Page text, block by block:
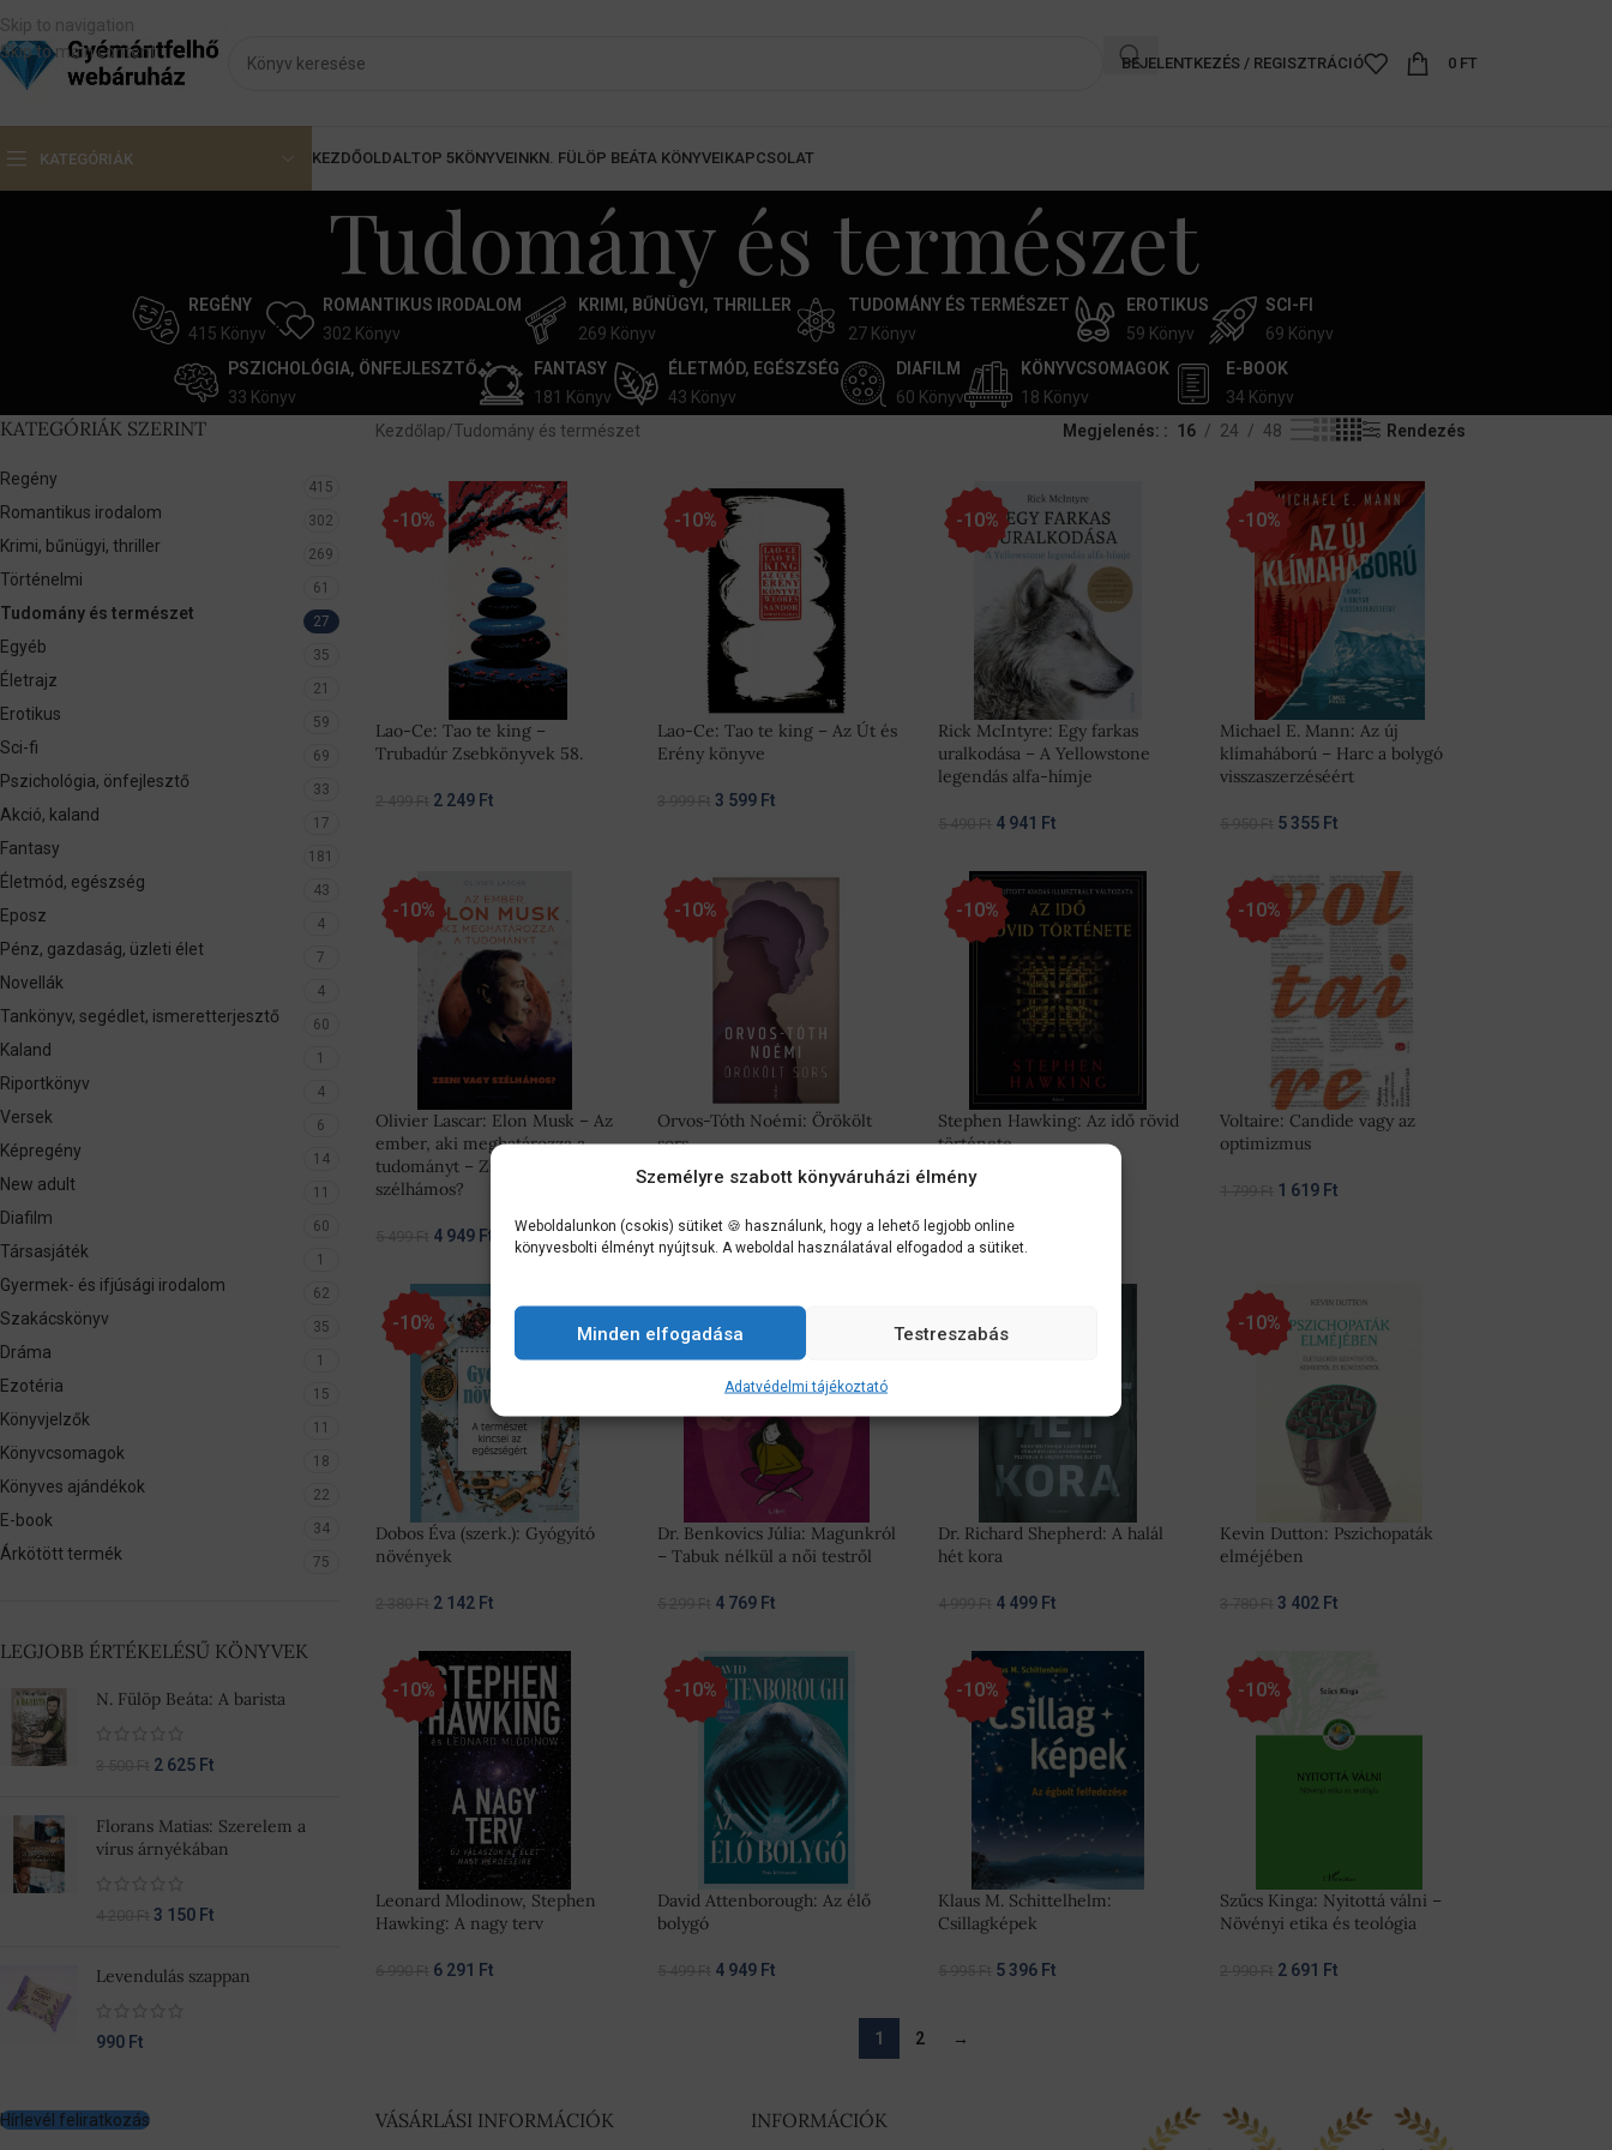
Személyre szabott könyváruházi élmény
Weboldalunkon (csokis) sütiket 🍪 használunk, hogy a lehető legjobb online
könyvesbolti élményt nyújtsuk. A weboldal használatával elfogadod a sütiket.
Minden elfogadása Testreszabás
Adatvédelmi tájékoztató
Skip to navigation
Skip to main content
BEJELENTKEZÉS / REGISZTRÁCIÓ 0 FT
KATEGÓRIÁK KEZDŐOLDALTOP 5KÖNYVEINKN. FÜLÖP BEÁTA KÖNYVEIKAPCSOLAT
Tudomány és természet
REGÉNY
415 Könyv
ROMANTIKUS IRODALOM
302 Könyv
KRIMI, BŰNÜGYI, THRILLER
269 Könyv
TUDOMÁNY ÉS TERMÉSZET
27 Könyv
EROTIKUS
59 Könyv
SCI-FI
69 Könyv
PSZICHOLÓGIA, ÖNFEJLESZTŐ
33 Könyv
FANTASY
181 Könyv
ÉLETMÓD, EGÉSZSÉG
43 Könyv
DIAFILM
60 Könyv
KÖNYVCSOMAGOK
18 Könyv
E-BOOK
34 Könyv
KATEGÓRIÁK SZERINT
Regény 415
Romantikus irodalom 302
Krimi, bűnügyi, thriller 269
Történelmi 61
Tudomány és természet 27
Egyéb 35
Életrajz 21
Erotikus 59
Sci-fi 69
Pszichológia, önfejlesztő 33
Akció, kaland 17
Fantasy 181
Életmód, egészség 43
Eposz 4
Pénz, gazdaság, üzleti élet 7
Novellák 4
Tankönyv, segédlet, ismeretterjesztő 60
Kaland 1
Riportkönyv 4
Versek 6
Képregény 14
New adult 11
Diafilm 60
Társasjáték 1
Gyermek- és ifjúsági irodalom 62
Szakácskönyv 35
Dráma 1
Ezotéria 15
Könyvjelzők 11
Könyvcsomagok 18
Könyves ajándékok 22
E-book 34
Árkötött termék 75
LEGJOBB ÉRTÉKELÉSŰ KÖNYVEK
N. Fülöp Beáta: A barista
2 625 Ft
Florans Matias: Szerelem a
vírus árnyékában
3 150 Ft
Levendulás szappan
990 Ft
Kezdőlap Tudomány és természet Megjelenés: 16 24 48 Rendezés
-10%
Lao-Ce: Tao te king –
Trubadúr Zsebkönyvek 58.
2 249 Ft
-10%
Lao-Ce: Tao te king – Az Út és
Erény könyve
3 599 Ft
-10%
Rick McIntyre: Egy farkas
uralkodása – A Yellowstone
legendás alfa-hímje
4 941 Ft
-10%
Michael E. Mann: Az új
klímaháború – Harc a bolygó
visszaszerzéséért
5 355 Ft
-10%
Olivier Lascar: Elon Musk – Az
ember, aki meghatározza a
tudományt – Zseni vagy
szélhámos?
4 949 Ft
-10%
Orvos-Tóth Noémi: Örökölt
sors
Ft
-10%
Stephen Hawking: Az idő rövid
története
8 990
-10%
Voltaire: Candide vagy az
optimizmus
1 619 Ft
-10%
Dobos Éva (szerk.): Gyógyító
növények
2 142 Ft
-10%
Dr. Benkovics Júlia: Magunkról
– Tabuk nélkül a női testről
4 769 Ft
-10%
Dr. Richard Shepherd: A halál
hét kora
4 499 Ft
-10%
Kevin Dutton: Pszichopaták
elméjében
3 402 Ft
-10%
Leonard Mlodinow, Stephen
Hawking: A nagy terv
6 291 Ft
-10%
David Attenborough: Az élő
bolygó
4 949 Ft
-10%
Klaus M. Schittelhelm:
Csillagképek
5 396 Ft
-10%
Szűcs Kinga: Nyitottá válni –
Növényi etika és teológia
2 691 Ft
1 2 →
Hírlevél feliratkozás VÁSÁRLÁSI INFORMÁCIÓK INFORMÁCIÓK